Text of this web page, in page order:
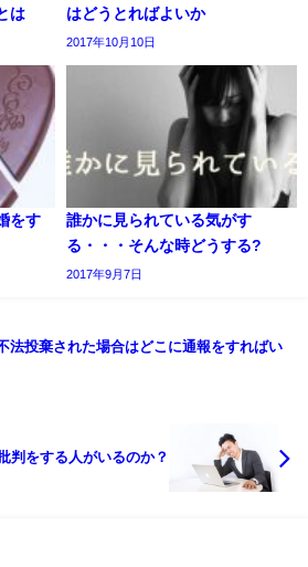
は はどうとればよいか
2017年10月10日
をす
誰かに見られている気がす
る・・・そんな時どうする?
2017年9月7日
法投棄された場合はどこに通報をすればい
判をする人がいるのか？